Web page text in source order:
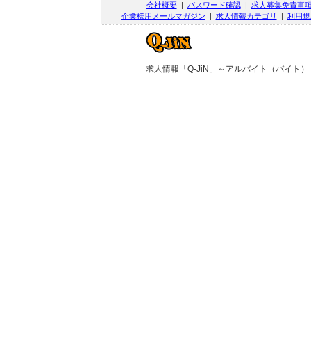
会社概要| パスワード確認| 求人募集免責事
企業様用メールマガジン | 求人情報カテゴリ | 利用
求人情報「Q-JiN」～アルバイト（バイト